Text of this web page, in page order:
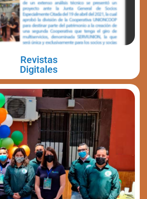
Revistas
Digitales